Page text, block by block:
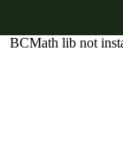
BCMath lib not